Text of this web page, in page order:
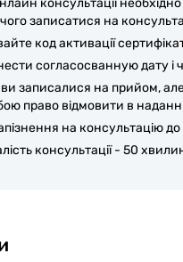
консультації
чого записатися на
код активації
согласосванную дату і
записалися на прийом,
право відмовити в
на консультацію
консультації - 50